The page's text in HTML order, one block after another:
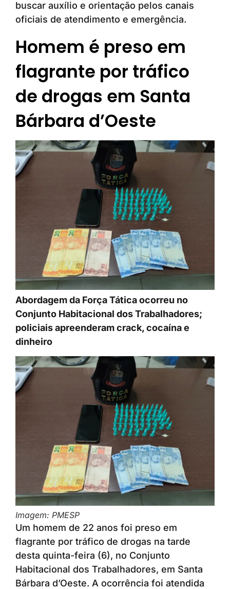
buscar auxílio e orientação pelos canais
oficiais de atendimento e emergência.
Homem é preso em
flagrante por tráfico
de drogas em Santa
Bárbara d’Oeste
Abordagem da Força Tática ocorreu no
Conjunto Habitacional dos Trabalhadores;
policiais apreenderam crack, cocaína e
dinheiro
Imagem: PMESP
Um homem de 22 anos foi preso em
flagrante por tráfico de drogas na tarde
desta quinta-feira (6), no Conjunto
Habitacional dos Trabalhadores, em Santa
Bárbara d’Oeste. A ocorrência foi atendida